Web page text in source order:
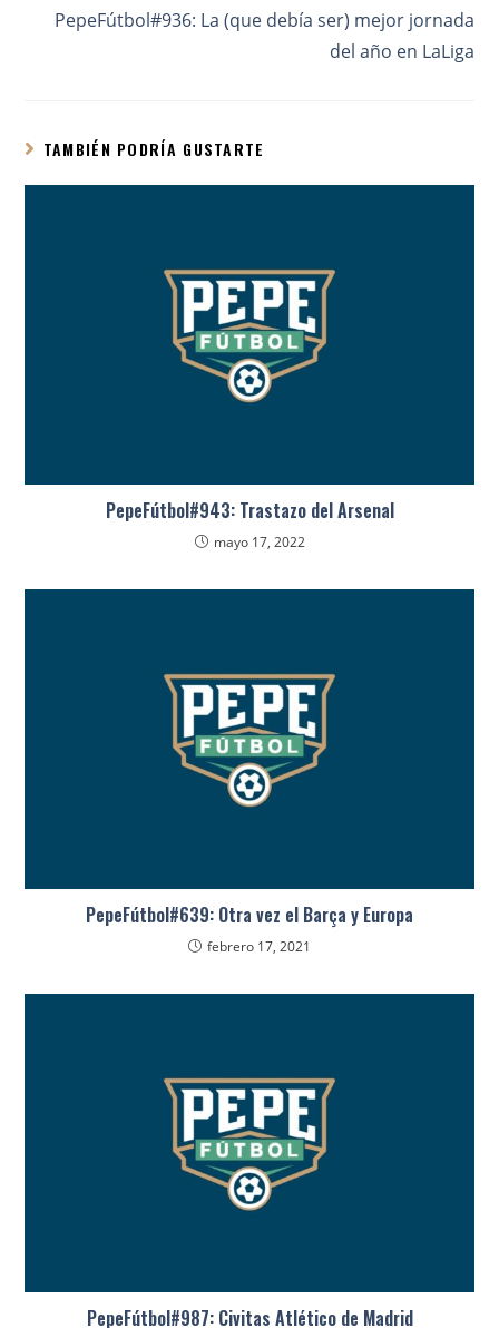
PepeFútbol#936: La (que debía ser) mejor jornada
del año en LaLiga
TAMBIÉN PODRÍA GUSTARTE
PepeFútbol#943: Trastazo del Arsenal
mayo 17, 2022
PepeFútbol#639: Otra vez el Barça y Europa
febrero 17, 2021
PepeFútbol#987: Civitas Atlético de Madrid